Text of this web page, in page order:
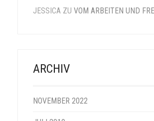
JESSICA ZU VOM ARBEITEN UND
ARCHIV
NOVEMBER 2022